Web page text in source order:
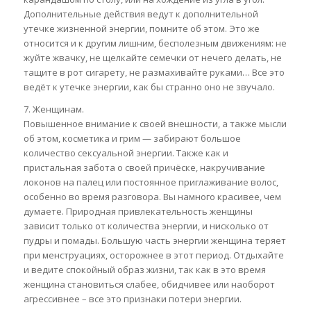
Дополнительные действия ведут к дополнительной
утечке жизненной энергии, помните об этом. Это же
относится и к другим лишним, бесполезным движениям: не
жуйте жвачку, не щелкайте семечки от нечего делать, не
тащите в рот сигарету, не размахивайте руками… Все это
ведёт к утечке энергии, как бы странно оно не звучало.
7. Женщинам.
Повышенное внимание к своей внешности, а также мысли
об этом, косметика и грим — забирают большое
количество сексуальной энергии. Также как и
пристальная забота о своей причёске, накручивание
локонов на палец или постоянное приглаживание волос,
особенно во время разговора. Вы намного красивее, чем
думаете. Природная привлекательность женщины
зависит только от количества энергии, и нисколько от
пудры и помады. Большую часть энергии женщина теряет
при менструациях, осторожнее в этот период. Отдыхайте
и ведите спокойный образ жизни, так как в это время
женщина становиться слабее, обидчивее или наоборот
агрессивнее – все это признаки потери энергии.